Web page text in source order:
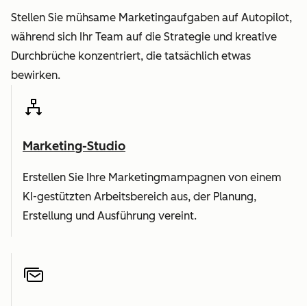
Stellen Sie mühsame Marketingaufgaben auf Autopilot,
während sich Ihr Team auf die Strategie und kreative
Durchbrüche konzentriert, die tatsächlich etwas
bewirken.
Marketing-Studio
Erstellen Sie Ihre Marketingmampagnen von einem
KI-gestützten Arbeitsbereich aus, der Planung,
Erstellung und Ausführung vereint.